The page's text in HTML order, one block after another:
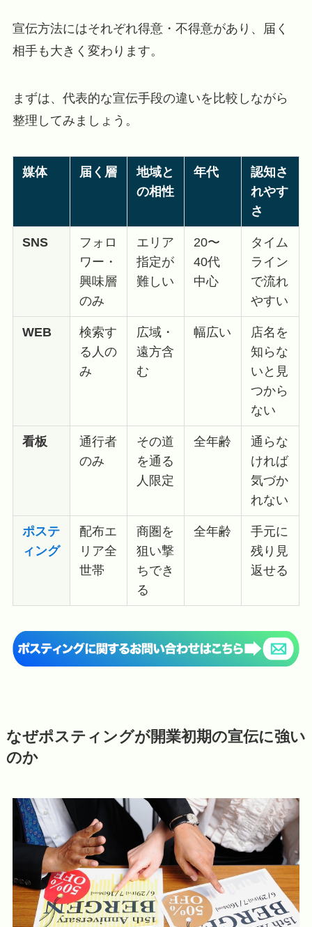
宣伝方法にはそれぞれ得意・不得意があり、届く
相手も大きく変わります。
まずは、代表的な宣伝手段の違いを比較しながら
整理してみましょう。
媒体 届く層
地域と
の相性
年代
認知さ
れやす
さ
SNS
フォロ
ワー・
興味層
のみ
エリア
指定が
難しい
20〜
40代
中心
タイム
ライン
で流れ
やすい
WEB
検索す
る人の
み
広域・
遠方含
む
幅広い
店名を
知らな
いと見
つから
ない
看板
通行者
のみ
その道
を通る
人限定
全年齢
通らな
ければ
気づか
れない
ポステ
ィング
配布エ
リア全
世帯
商圏を
狙い撃
ちでき
る
全年齢
手元に
残り見
返せる
なぜポスティングが開業初期の宣伝に強い
のか